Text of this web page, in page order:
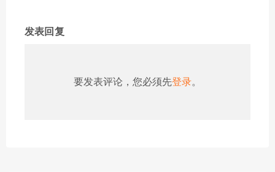
发表回复
要发表评论，您必须先登录。